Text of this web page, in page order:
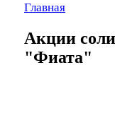
Главная
Акции
"Фиата"